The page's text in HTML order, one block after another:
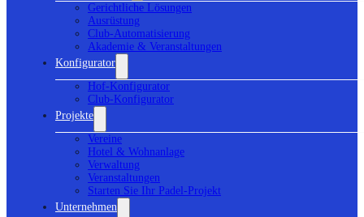
Gerichtliche Lösungen
Ausrüstung
Club-Automatisierung
Akademie & Veranstaltungen
Konfigurator
Hof-Konfigurator
Club-Konfigurator
Projekte
Vereine
Hotel & Wohnanlage
Verwaltung
Veranstaltungen
Starten Sie Ihr Padel-Projekt
Unternehmen